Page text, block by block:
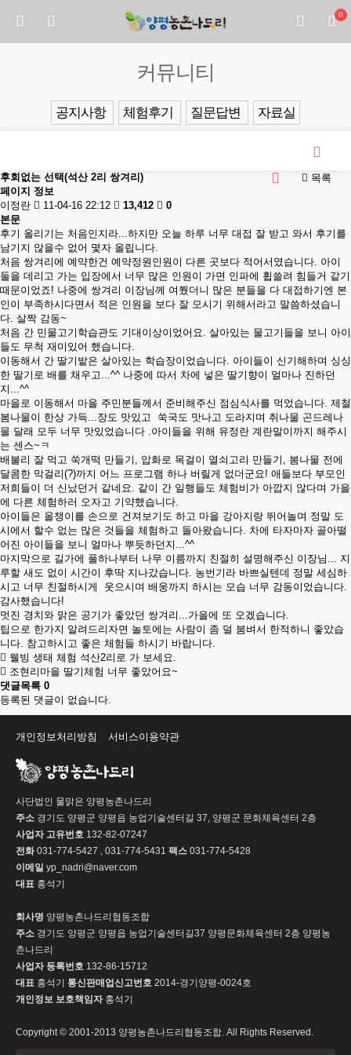
0
커뮤니티
공지사항 체험후기 질문답변 자료실
목록
후회없는 선택(석산 2리 쌍겨리)
페이지 정보
이정란
11-04-16 22:12 13,412
0
본문
후기 올리기는 처음인지라...하지만 오늘 하루 너무 대접 잘 받고 와서 후기를
남기지 않을수 없어 몇자 올립니다.
처음 쌍겨리에 예약한건 예약정원인원이 다른 곳보다 적어서였습니다. 아이
둘을 데리고 가는 입장에서 너무 많은 인원이 가면 인파에 휩쓸려 힘들거 같기
때문이었죠! 나중에 쌍겨리 이장님께 여쭸더니 많은 분들을 다 대접하기엔 본
인이 부족하시다면서 적은 인원을 보다 잘 모시기 위해서라고 말씀하셨습니
다. 살짝 감동~
처음 간 민물고기학습관도 기대이상이었어요. 살아있는 물고기들을 보니 아이
들도 무척 재미있어 했습니다.
이동해서 간 딸기밭은 살아있는 학습장이었습니다. 아이들이 신기해하며 싱싱
한 딸기로 배를 채우고...^^ 나중에 따서 차에 넣은 딸기향이 얼마나 진하던
지...^^
마을로 이동해서 마을 주민분들께서 준비해주신 점심식사를 먹었습니다. 제철
봄나물이 한상 가득...장도 맛있고 쑥국도 맛나고 도라지며 취나물 곤드레나
물 달래 모두 너무 맛있었습니다 .아이들을 위해 유정란 계란말이까지 해주시
는 센스~ㅋ
배불리 잘 먹고 쑥개떡 만들기, 압화로 목걸이 열쇠고리 만들기, 봄나물 전에
달콤한 막걸리(?)까지 어느 프로그램 하나 버릴게 없더군요! 애들보다 부모인
저희들이 더 신났던거 같네요. 같이 간 일행들도 체험비가 아깝지 않다며 가을
에 다른 체험하러 오자고 기약했습니다.
아이들은 올챙이를 손으로 건져보기도 하고 마을 강아지랑 뛰어놀며 정말 도
시에서 할수 없는 많은 것들을 체험하고 돌아왔습니다. 차에 타자마자 골아떨
어진 아이들을 보니 얼마나 뿌듯하던지...^^
마지막으로 길가에 풀하나부터 나무 이름까지 친절히 설명해주신 이장님... 지
루할 새도 없이 시간이 후딱 지나갔습니다. 농번기라 바쁘실텐데 정말 세심하
시고 너무 친절하시게 웃으시며 배웅까지 하시는 모습 너무 감동이었습니다.
감사했습니다!
멋진 경치와 맑은 공기가 좋았던 쌍겨리...가을에 또 오겠습니다.
팁으로 한가지 알려드리자면 놀토에는 사람이 좀 덜 붐벼서 한적하니 좋았습
니다. 참고하시고 좋은 체험들 하시기 바랍니다.
웰빙 생태 체험 석산2리로 가 보세요.
조현리마을 딸기체험 너무 좋았어요~
댓글목록 0
등록된 댓글이 없습니다.
개인정보처리방침 서비스이용약관
사단법인 물맑은 양평농촌나드리
주소 경기도 양평군 양평읍 농업기술센터길 37, 양평군 문화체육센터 2층
사업자 고유번호 132-82-07247
전화031-774-5427 , 031-774-5431 팩스 031-774-5428
이메일 yp_nadri@naver.com
대표 홍석기
회사명 양평농촌나드리협동조합
주소 경기도 양평군 양평읍 농업기술센터길37 양평문화체육센터 2층 양평농
촌나드리
사업자 등록번호 132-86-15712
대표 홍석기 통신판매업신고번호 2014-경기양평-0024호
개인정보 보호책임자홍석기
Copyright © 2001-2013 양평농촌나드리협동조합. All Rights Reserved.